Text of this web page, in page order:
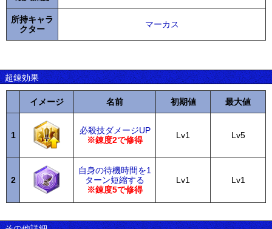
所持キャラ
クター
マーカス
超錬効果
イメージ 名前 初期値 最大値
1
必殺技ダメージUP
※錬度2で修得
Lv1 Lv5
2
自身の待機時間を1
ターン短縮する
※錬度5で修得
Lv1 Lv1